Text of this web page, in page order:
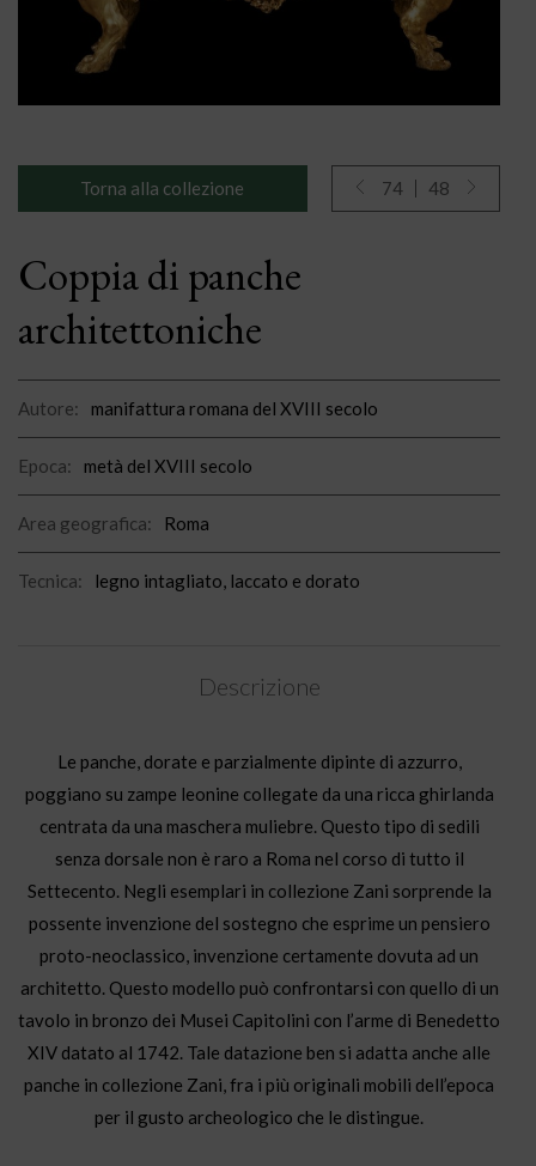
Torna alla collezione 74 48
Coppia di panche
architettoniche
Autore: manifattura romana del XVIII secolo
Epoca: metà del XVIII secolo
Area geografica: Roma
Tecnica: legno intagliato, laccato e dorato
Descrizione
Le panche, dorate e parzialmente dipinte di azzurro,
poggiano su zampe leonine collegate da una ricca ghirlanda
centrata da una maschera muliebre. Questo tipo di sedili
senza dorsale non è raro a Roma nel corso di tutto il
Settecento. Negli esemplari in collezione Zani sorprende la
possente invenzione del sostegno che esprime un pensiero
proto-neoclassico, invenzione certamente dovuta ad un
architetto. Questo modello può confrontarsi con quello di un
tavolo in bronzo dei Musei Capitolini con l’arme di Benedetto
XIV datato al 1742. Tale datazione ben si adatta anche alle
panche in collezione Zani, fra i più originali mobili dell’epoca
per il gusto archeologico che le distingue.